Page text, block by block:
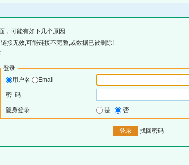
，可能有如下几个原因:
接无效,可能链接不完整,或数据已被删除!
登录
用户名
Email
密 码
隐身登录 是 否
找回密码